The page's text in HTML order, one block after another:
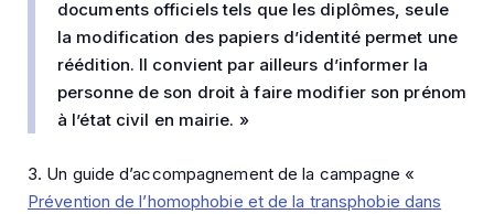
documents officiels tels que les diplômes, seule
la modification des papiers d’identité permet une
réédition. Il convient par ailleurs d’informer la
personne de son droit à faire modifier son prénom
à l’état civil en mairie. »
3. Un guide d’accompagnement de la campagne «
Prévention de l’homophobie et de la transphobie dans